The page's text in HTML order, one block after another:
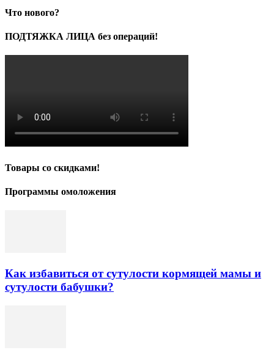
Что нового?
ПОДТЯЖКА ЛИЦА без операций!
Товары со скидками!
Программы омоложения
Как избавиться от сутулости кормящей мамы и
сутулости бабушки?